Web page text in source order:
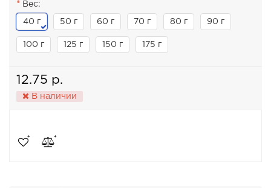
Вес:
40 г 50 г 60 г 70 г 80 г 90 г
100 г 125 г 150 г 175 г
12.75 р.
В наличии